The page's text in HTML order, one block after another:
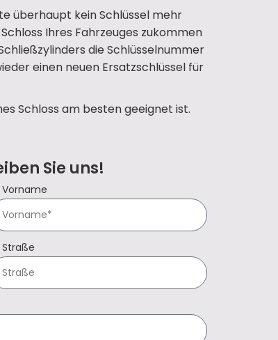
überhaupt kein Schlüssel mehr
Ihres Fahrzeuges zukommen
die Schlüsselnummer
einen neuen Ersatzschlüssel für
Schloss am besten geeignet ist.
Sie uns!
Vorname
Straße